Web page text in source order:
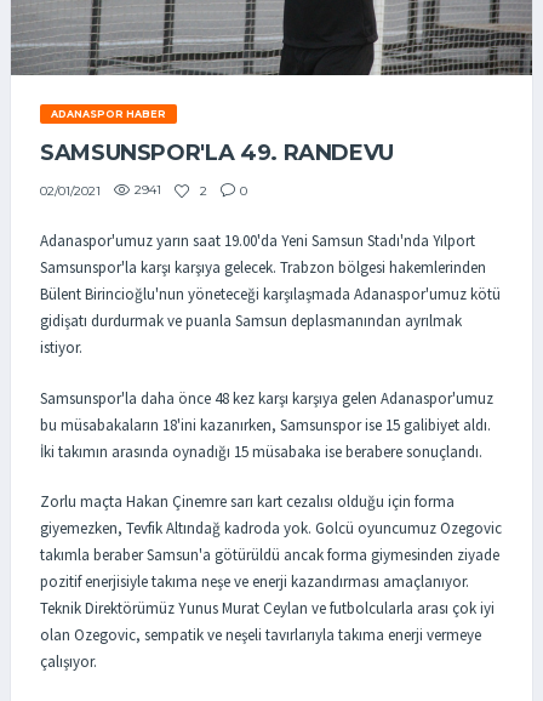
ADANASPOR HABER
SAMSUNSPOR'LA 49. RANDEVU
02/01/2021 2941 2 0
Adanaspor'umuz yarın saat 19.00'da Yeni Samsun Stadı'nda Yılport
Samsunspor'la karşı karşıya gelecek. Trabzon bölgesi hakemlerinden
Bülent Birincioğlu'nun yöneteceği karşılaşmada Adanaspor'umuz kötü
gidişatı durdurmak ve puanla Samsun deplasmanından ayrılmak
istiyor.
Samsunspor'la daha önce 48 kez karşı karşıya gelen Adanaspor'umuz
bu müsabakaların 18'ini kazanırken, Samsunspor ise 15 galibiyet aldı.
İki takımın arasında oynadığı 15 müsabaka ise berabere sonuçlandı.
Zorlu maçta Hakan Çinemre sarı kart cezalısı olduğu için forma
giyemezken, Tevfik Altındağ kadroda yok. Golcü oyuncumuz Ozegovic
takımla beraber Samsun'a götürüldü ancak forma giymesinden ziyade
pozitif enerjisiyle takıma neşe ve enerji kazandırması amaçlanıyor.
Teknik Direktörümüz Yunus Murat Ceylan ve futbolcularla arası çok iyi
olan Ozegovic, sempatik ve neşeli tavırlarıyla takıma enerji vermeye
çalışıyor.